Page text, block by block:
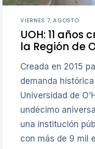
VIERNES 7, AGOSTO
UOH: 11
la Región de
Creada en 2015
demanda
Universidad de
undécimo
una institución
con más de 9 mil